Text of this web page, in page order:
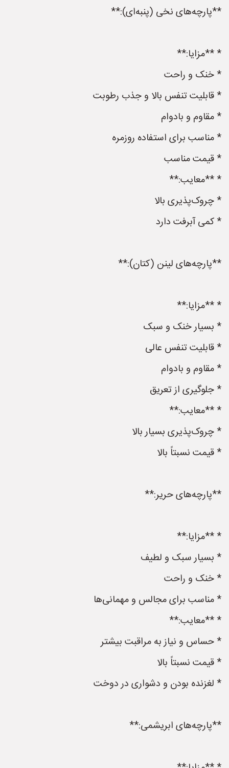
**پارچه‌های نخی (پنبه‌ای):**
* **مزایا:**
* خنک و راحت
* قابلیت تنفس بالا و جذب رطوبت
* مقاوم و بادوام
* مناسب برای استفاده روزمره
* قیمت مناسب
* **معایب:**
* چروک‌پذیری بالا
* کمی آبرفت دارد
**پارچه‌های لینن (کتان):**
* **مزایا:**
* بسیار خنک و سبک
* قابلیت تنفس عالی
* مقاوم و بادوام
* جلوگیری از تعریق
* **معایب:**
* چروک‌پذیری بسیار بالا
* قیمت نسبتاً بالا
**پارچه‌های حریر:**
* **مزایا:**
* بسیار سبک و لطیف
* خنک و راحت
* مناسب برای مجالس و مهمانی‌ها
* **معایب:**
* حساس و نیاز به مراقبت بیشتر
* قیمت نسبتاً بالا
* لغزنده بودن و دشواری در دوخت
**پارچه‌های ابریشمی:**